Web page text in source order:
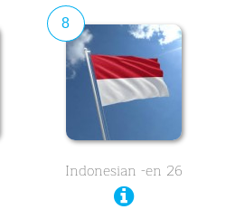
8
Indonesian -en 26